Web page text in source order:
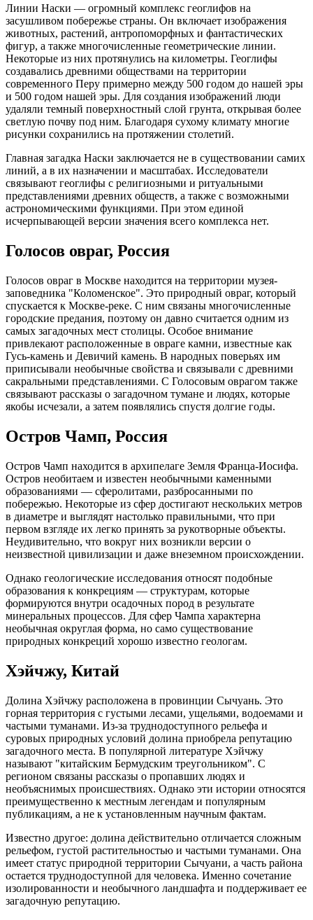
Линии Наски — огромный комплекс геоглифов на
засушливом побережье страны. Он включает изображения
животных, растений, антропоморфных и фантастических
фигур, а также многочисленные геометрические линии.
Некоторые из них протянулись на километры. Геоглифы
создавались древними обществами на территории
современного Перу примерно между 500 годом до нашей эры
и 500 годом нашей эры. Для создания изображений люди
удаляли темный поверхностный слой грунта, открывая более
светлую почву под ним. Благодаря сухому климату многие
рисунки сохранились на протяжении столетий.
Главная загадка Наски заключается не в существовании самих
линий, а в их назначении и масштабах. Исследователи
связывают геоглифы с религиозными и ритуальными
представлениями древних обществ, а также с возможными
астрономическими функциями. При этом единой
исчерпывающей версии значения всего комплекса нет.
Голосов овраг, Россия
Голосов овраг в Москве находится на территории музея-
заповедника "Коломенское". Это природный овраг, который
спускается к Москве-реке. С ним связаны многочисленные
городские предания, поэтому он давно считается одним из
самых загадочных мест столицы. Особое внимание
привлекают расположенные в овраге камни, известные как
Гусь-камень и Девичий камень. В народных поверьях им
приписывали необычные свойства и связывали с древними
сакральными представлениями. С Голосовым оврагом также
связывают рассказы о загадочном тумане и людях, которые
якобы исчезали, а затем появлялись спустя долгие годы.
Остров Чамп, Россия
Остров Чамп находится в архипелаге Земля Франца-Иосифа.
Остров необитаем и известен необычными каменными
образованиями — сферолитами, разбросанными по
побережью. Некоторые из сфер достигают нескольких метров
в диаметре и выглядят настолько правильными, что при
первом взгляде их легко принять за рукотворные объекты.
Неудивительно, что вокруг них возникли версии о
неизвестной цивилизации и даже внеземном происхождении.
Однако геологические исследования относят подобные
образования к конкрециям — структурам, которые
формируются внутри осадочных пород в результате
минеральных процессов. Для сфер Чампа характерна
необычная округлая форма, но само существование
природных конкреций хорошо известно геологам.
Хэйчжу, Китай
Долина Хэйчжу расположена в провинции Сычуань. Это
горная территория с густыми лесами, ущельями, водоемами и
частыми туманами. Из-за труднодоступного рельефа и
суровых природных условий долина приобрела репутацию
загадочного места. В популярной литературе Хэйчжу
называют "китайским Бермудским треугольником". С
регионом связаны рассказы о пропавших людях и
необъяснимых происшествиях. Однако эти истории относятся
преимущественно к местным легендам и популярным
публикациям, а не к установленным научным фактам.
Известно другое: долина действительно отличается сложным
рельефом, густой растительностью и частыми туманами. Она
имеет статус природной территории Сычуани, а часть района
остается труднодоступной для человека. Именно сочетание
изолированности и необычного ландшафта и поддерживает ее
загадочную репутацию.